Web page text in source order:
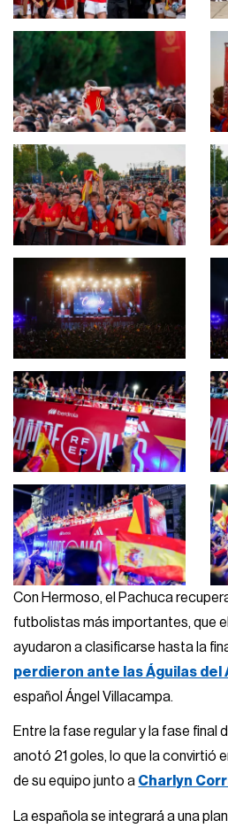
Con Hermoso, el Pachuca
futbolistas más importantes, que
ayudaron a clasificarse hasta la
perdieron ante las Águilas del
español Ángel Villacampa.
Entre la fase regular y la fase final
anotó 21 goles, lo que la convirtió
de su equipo junto a Charlyn
La española se integrará a una